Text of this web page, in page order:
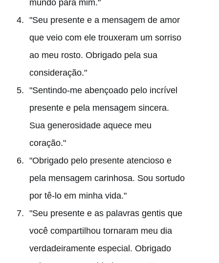
mundo para mim."
"Seu presente e a mensagem de amor
que veio com ele trouxeram um sorriso
ao meu rosto. Obrigado pela sua
consideração."
"Sentindo-me abençoado pelo incrível
presente e pela mensagem sincera.
Sua generosidade aquece meu
coração."
"Obrigado pelo presente atencioso e
pela mensagem carinhosa. Sou sortudo
por tê-lo em minha vida."
"Seu presente e as palavras gentis que
você compartilhou tornaram meu dia
verdadeiramente especial. Obrigado